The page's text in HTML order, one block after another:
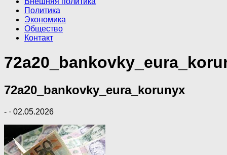
Политика
Экономика
Общество
Контакт
72a20_bankovky_eura_korunyx
- · 02.05.2026